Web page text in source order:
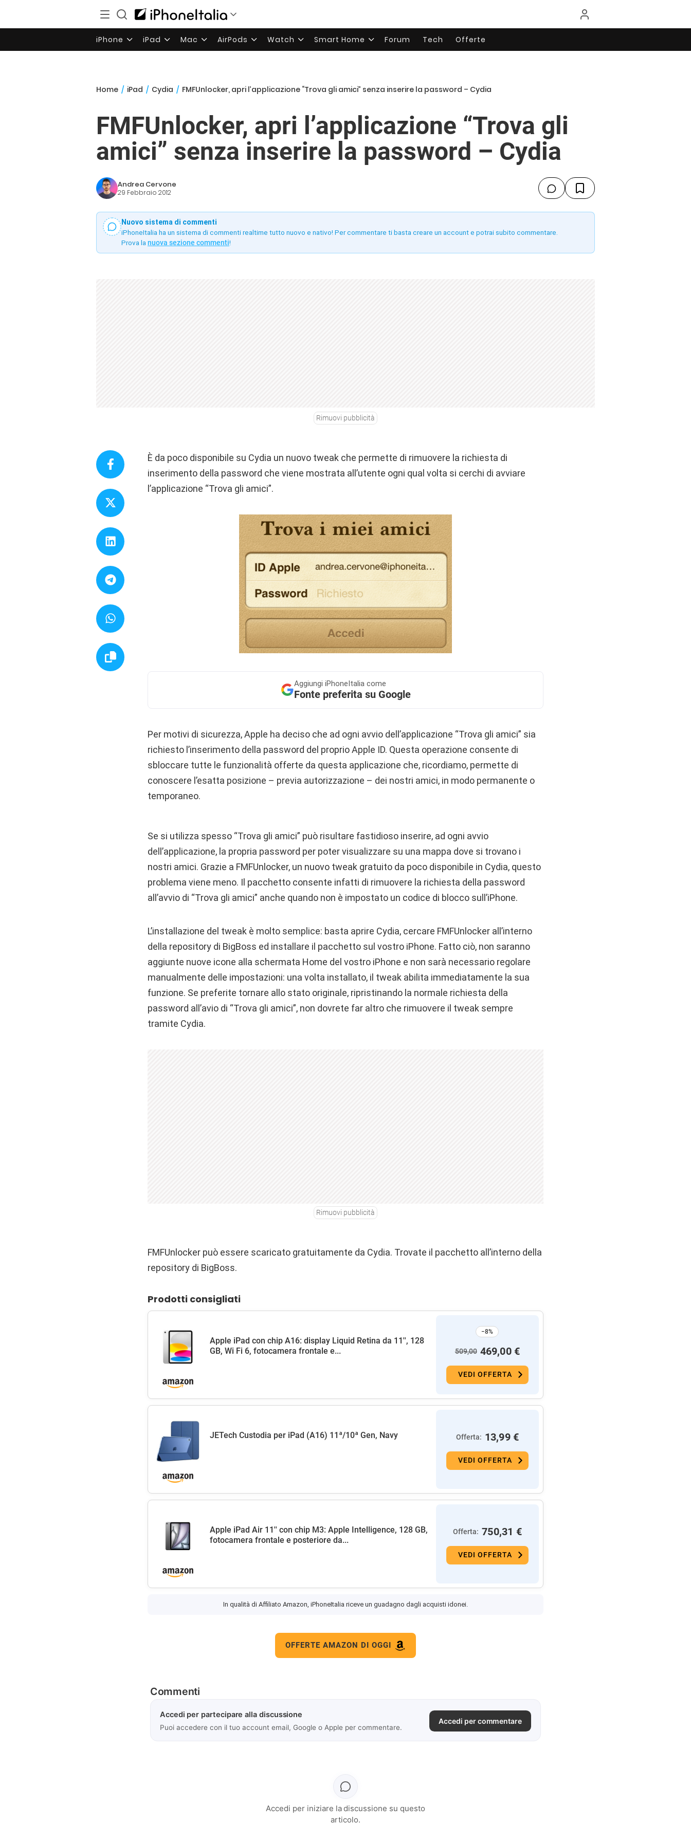
iPhone iPad Mac AirPods Watch Smart Home Forum Tech Offerte
Home / iPad / Cydia / FMFUnlocker, apri l’applicazione “Trova gli amici” senza inserire la password – Cydia
FMFUnlocker, apri l’applicazione “Trova gli
amici” senza inserire la password – Cydia
Andrea Cervone
29 Febbraio 2012
Nuovo sistema di commenti
iPhoneItalia ha un sistema di commenti realtime tutto nuovo e nativo! Per commentare ti basta creare un account e potrai subito commentare.
Prova la nuova sezione commenti!
Rimuovi pubblicità
È da poco disponibile su Cydia un nuovo tweak che permette di rimuovere la richiesta di
inserimento della password che viene mostrata all’utente ogni qual volta si cerchi di avviare
l’applicazione “Trova gli amici”.
Aggiungi iPhoneItalia come
Fonte preferita su Google
Per motivi di sicurezza, Apple ha deciso che ad ogni avvio dell’applicazione “Trova gli amici” sia
richiesto l’inserimento della password del proprio Apple ID. Questa operazione consente di
sbloccare tutte le funzionalità offerte da questa applicazione che, ricordiamo, permette di
conoscere l’esatta posizione – previa autorizzazione – dei nostri amici, in modo permanente o
temporaneo.
Se si utilizza spesso “Trova gli amici” può risultare fastidioso inserire, ad ogni avvio
dell’applicazione, la propria password per poter visualizzare su una mappa dove si trovano i
nostri amici. Grazie a FMFUnlocker, un nuovo tweak gratuito da poco disponibile in Cydia, questo
problema viene meno. Il pacchetto consente infatti di rimuovere la richiesta della password
all’avvio di “Trova gli amici” anche quando non è impostato un codice di blocco sull’iPhone.
L’installazione del tweak è molto semplice: basta aprire Cydia, cercare FMFUnlocker all’interno
della repository di BigBoss ed installare il pacchetto sul vostro iPhone. Fatto ciò, non saranno
aggiunte nuove icone alla schermata Home del vostro iPhone e non sarà necessario regolare
manualmente delle impostazioni: una volta installato, il tweak abilita immediatamente la sua
funzione. Se preferite tornare allo stato originale, ripristinando la normale richiesta della
password all’avio di “Trova gli amici”, non dovrete far altro che rimuovere il tweak sempre
tramite Cydia.
Rimuovi pubblicità
FMFUnlocker può essere scaricato gratuitamente da Cydia. Trovate il pacchetto all’interno della
repository di BigBoss.
Prodotti consigliati
Apple iPad con chip A16: display Liquid Retina da 11'', 128
GB, Wi Fi 6, fotocamera frontale e...
−8%
509,00 469,00 €
VEDI OFFERTA
JETech Custodia per iPad (A16) 11ª/10ª Gen, Navy Offerta: 13,99 €
VEDI OFFERTA
Apple iPad Air 11'' con chip M3: Apple Intelligence, 128 GB,
fotocamera frontale e posteriore da...
Offerta: 750,31 €
VEDI OFFERTA
In qualità di Affiliato Amazon, iPhoneItalia riceve un guadagno dagli acquisti idonei.
OFFERTE AMAZON DI OGGI
Commenti
Accedi per partecipare alla discussione
Puoi accedere con il tuo account email, Google o Apple per commentare.
Accedi per commentare
Accedi per iniziare la discussione su questo
articolo.